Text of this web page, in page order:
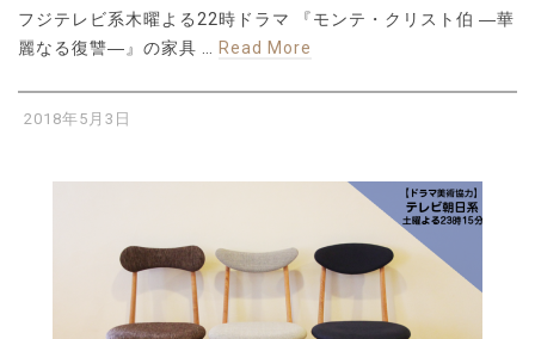
フジテレビ系木曜よる22時ドラマ 『モンテ・クリスト伯 ―華
麗なる復讐―』の家具 …
Read More
2018年5月3日